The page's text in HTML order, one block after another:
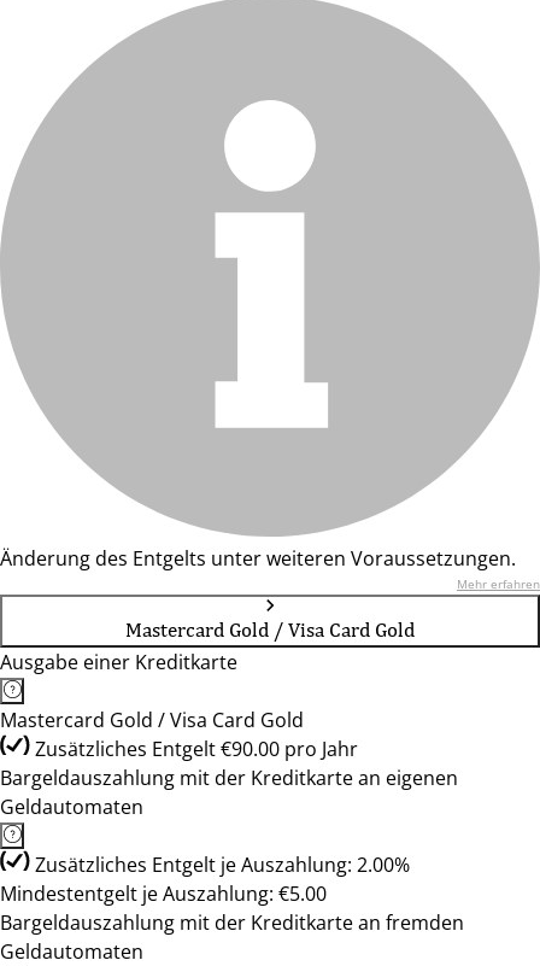
Änderung des Entgelts unter weiteren Voraussetzungen.
Mehr erfahren
Mastercard Gold / Visa Card Gold
Ausgabe einer Kreditkarte
Mastercard Gold / Visa Card Gold
Zusätzliches Entgelt €90.00 pro Jahr
Bargeldauszahlung mit der Kreditkarte an eigenen
Geldautomaten
Zusätzliches Entgelt je Auszahlung: 2.00%
Mindestentgelt je Auszahlung: €5.00
Bargeldauszahlung mit der Kreditkarte an fremden
Geldautomaten